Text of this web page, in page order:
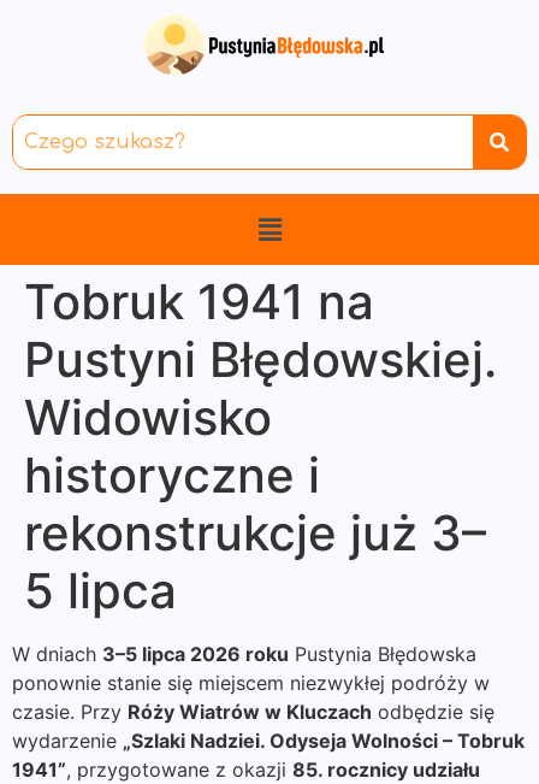
Tobruk 1941 na
Pustyni Błędowskiej.
Widowisko
historyczne i
rekonstrukcje już 3–
5 lipca
W dniach 3–5 lipca 2026 roku Pustynia Błędowska
ponownie stanie się miejscem niezwykłej podróży w
czasie. Przy Róży Wiatrów w Kluczach odbędzie się
wydarzenie „Szlaki Nadziei. Odyseja Wolności – Tobruk
1941”, przygotowane z okazji 85. rocznicy udziału